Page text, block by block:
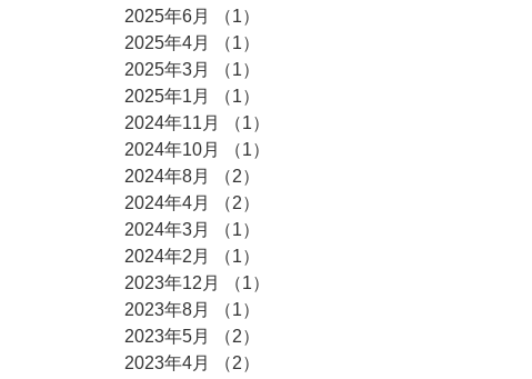
2025年6月
（1）
2025年4月
（1）
2025年3月
（1）
2025年1月
（1）
2024年11月
（1）
2024年10月
（1）
2024年8月
（2）
2024年4月
（2）
2024年3月
（1）
2024年2月
（1）
2023年12月
（1）
2023年8月
（1）
2023年5月
（2）
2023年4月
（2）